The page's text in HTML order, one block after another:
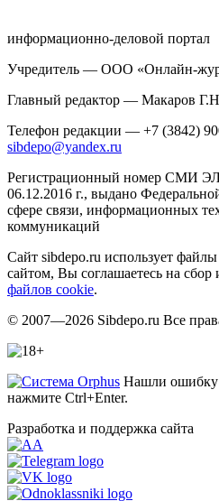
информационно-деловой портал
Учредитель — ООО «Онлайн-
Главный редактор — Макаров
Телефон редакции — +7 (3842)
sibdepo@yandex.ru
Регистрационный номер СМИ
06.12.2016 г., выдано
сфере связи, информационных
коммуникаций
Сайт sibdepo.ru использует
сайтом, Вы соглашаетесь на
файлов cookie.
© 2007—2026 Sibdepo.ru Все
Нашли ошибку
нажмите Ctrl+Enter.
Разработка и поддержка сайта